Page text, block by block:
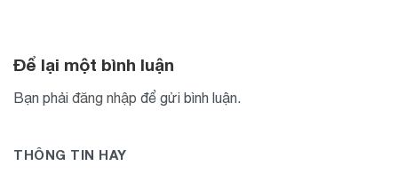
Để lại một bình luận
Bạn phải đăng nhập để gửi bình luận.
THÔNG TIN HAY